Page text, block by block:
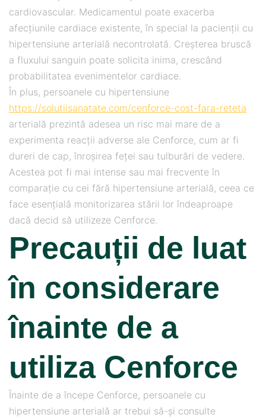
cardiovascular. Medicamentul poate exacerba
afecțiunile cardiace existente, în special la pacienții cu
hipertensiune arterială necontrolată. Creșterea bruscă
a fluxului sanguin poate solicita inima, crescând
probabilitatea evenimentelor cardiace.
În plus, persoanele cu hipertensiune
https://solutiisanatate.com/cenforce-cost-fara-reteta
arterială prezintă adesea un risc mai mare de a
experimenta reacții adverse ale Cenforce, cum ar fi
dureri de cap, înroșirea feței sau tulburări de vedere.
Acestea pot fi mai intense sau mai frecvente în
comparație cu cei fără hipertensiune arterială, ceea ce
face esențială monitorizarea stării lor îndeaproape
dacă decid să utilizeze Cenforce.
Precauții de luat
în considerare
înainte de a
utiliza Cenforce
Înainte de a începe Cenforce, persoanele cu
hipertensiune arterială ar trebui să-și consulte